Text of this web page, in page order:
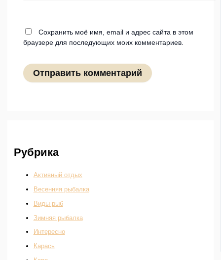
Сохранить моё имя, email и адрес сайта в этом
браузере для последующих моих комментариев.
Рубрика
Активный отдых
Весенняя рыбалка
Виды рыб
Зимняя рыбалка
Интересно
Карась